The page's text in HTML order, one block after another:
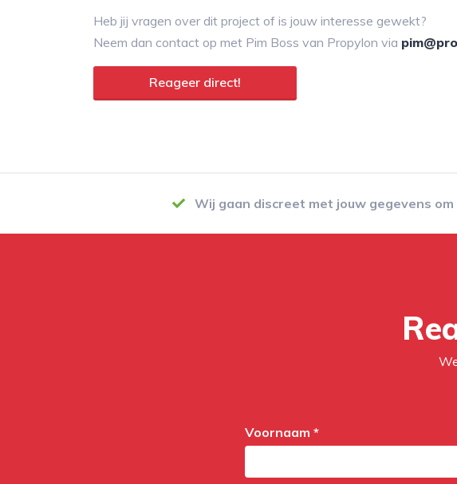
Heb jij vragen over dit project of is jouw interesse gewekt?
Neem dan contact op met Pim Boss van Propylon via
Reageer direct!
Wij gaan discreet met jouw gegevens om
Voornaam *